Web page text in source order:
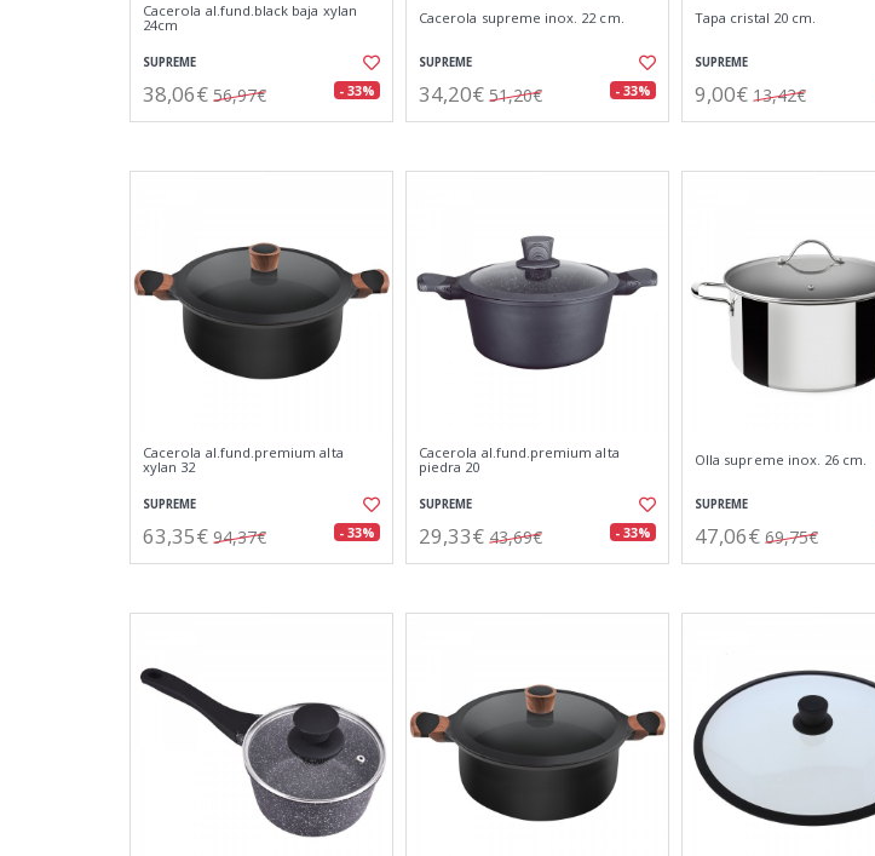
Cacerola al.fund.black baja xylan
24cm
SUPREME
38,06€ 56,97€ - 33%
Cacerola supreme inox. 22 cm.
SUPREME
34,20€ 51,20€ - 33%
Tapa cristal 20 cm.
SUPREME
9,00€ 13,42€
Cacerola al.fund.premium alta
xylan 32
SUPREME
63,35€ 94,37€ - 33%
Cacerola al.fund.premium alta
piedra 20
SUPREME
29,33€ 43,69€ - 33%
Olla supreme inox. 26 cm.
SUPREME
47,06€ 69,75€